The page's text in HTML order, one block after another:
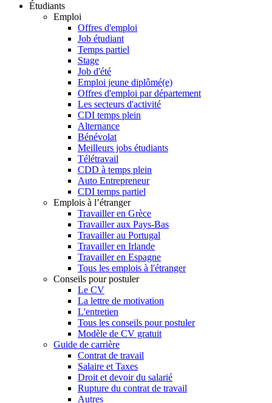
Étudiants
Emploi
Offres d'emploi
Job étudiant
Temps partiel
Stage
Job d'été
Emploi jeune diplômé(e)
Offres d'emploi par département
Les secteurs d'activité
CDI temps plein
Alternance
Bénévolat
Meilleurs jobs étudiants
Télétravail
CDD à temps plein
Auto Entrepreneur
CDI temps partiel
Emplois à l’étranger
Travailler en Grèce
Travailler aux Pays-Bas
Travailler au Portugal
Travailler en Irlande
Travailler en Espagne
Tous les emplois à l'étranger
Conseils pour postuler
Le CV
La lettre de motivation
L'entretien
Tous les conseils pour postuler
Modèle de CV gratuit
Guide de carrière
Contrat de travail
Salaire et Taxes
Droit et devoir du salarié
Rupture du contrat de travail
Autres